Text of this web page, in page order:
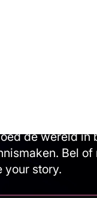
de wereld in
Bel of
your story.